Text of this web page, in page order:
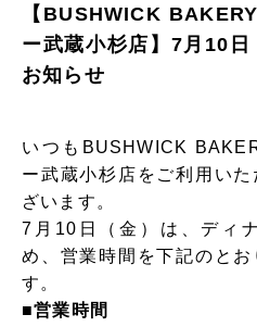
【BUSHWICK
ー武蔵小杉店】7月10
お知らせ
いつもBUSHWICK
ー武蔵小杉店をご利用い
ざいます。
7月10日（金）は、ディ
め、営業時間を下記のと
す。
■営業時間